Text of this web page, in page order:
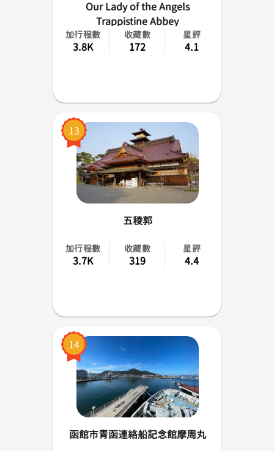
Our Lady of the Angels
Trappistine Abbey
加行程數
3.8K
收藏數
172
星評
4.1
13
五稜郭
加行程數
3.7K
收藏數
319
星評
4.4
14
函館市青函連絡船記念館摩周丸